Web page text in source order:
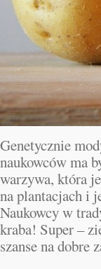
Genetycznie
naukowców ma
warzywa, która
na plantacjach i
Naukowcy w
kraba! Super –
szanse na dobre